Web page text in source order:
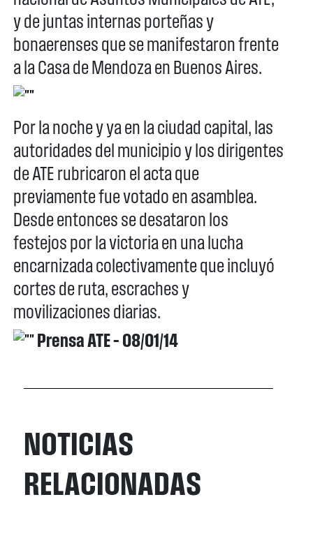
y de juntas internas porteñas y
bonaerenses que se manifestaron frente
a la Casa de Mendoza en Buenos Aires.
Por la noche y ya en la ciudad capital, las
autoridades del municipio y los dirigentes
de ATE rubricaron el acta que
previamente fue votado en asamblea.
Desde entonces se desataron los
festejos por la victoria en una lucha
encarnizada colectivamente que incluyó
cortes de ruta, escraches y
movilizaciones diarias.
Prensa ATE – 08/01/14
NOTICIAS
RELACIONADAS